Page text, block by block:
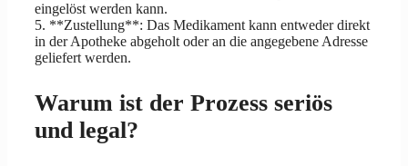
eingelöst werden kann.
5. **Zustellung**: Das Medikament kann entweder direkt
in der Apotheke abgeholt oder an die angegebene Adresse
geliefert werden.
Warum ist der Prozess seriös
und legal?